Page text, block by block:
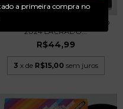
a primeira compra no
AÇÃO DIRETA - RESISTIREI CD
2024 LACRADO...
R$44,99
3 x de R$15,00 sem juros